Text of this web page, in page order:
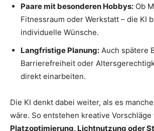
Paare mit besonderen Hobbys: Ob
Fitnessraum oder Werkstatt – die KI
individuelle Wünsche.
Langfristige Planung: Auch spätere
Barrierefreiheit oder
direkt einarbeiten.
Die KI denkt dabei weiter, als es
wäre. So entstehen kreative Vorschläge
Platzoptimierung, Lichtnutzung oder